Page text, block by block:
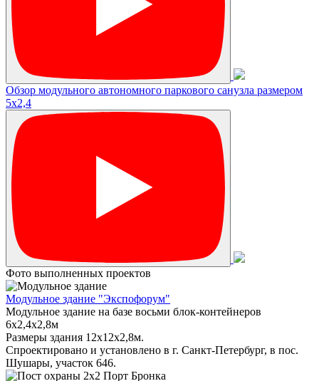
Обзор модульного автономного паркового санузла размером
5х2,4
Фото выполненных проектов
Модульное здание "Экспофорум"
Модульное здание на базе восьми блок-контейнеров
6x2,4x2,8м
Размеры здания 12х12х2,8м.
Спроектировано и установлено в г. Санкт-Петербург, в пос.
Шушары, участок 646.